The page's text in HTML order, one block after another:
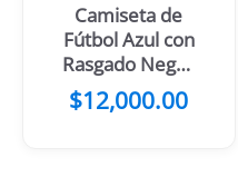
Camiseta de
Fútbol Azul con
Rasgado Negro
y Amarillo
$12,000.00